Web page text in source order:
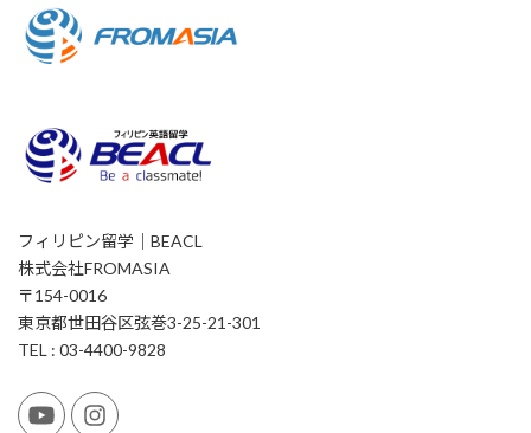
フィリピン留学｜BEACL
株式会社FROMASIA
〒154-0016
東京都世田谷区弦巻3-25-21-301
TEL : 03-4400-9828